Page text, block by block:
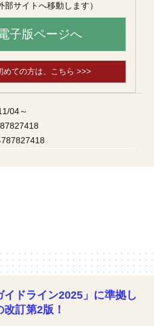
サイトへ移動します）
子版ページへ
めての方は、こちら >>>
04～
イドライン2025」に準拠し
訂第2版！